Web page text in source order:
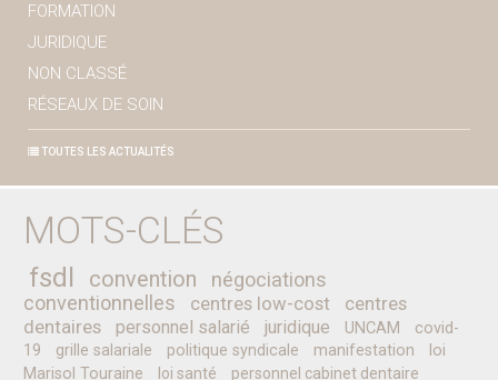
FORMATION
JURIDIQUE
NON CLASSÉ
RÉSEAUX DE SOIN
TOUTES LES ACTUALITÉS
MOTS-CLÉS
fsdl convention
négociations
conventionnelles
centres low-cost
centres
dentaires
personnel salarié juridique UNCAM
covid-
19
grille salariale politique syndicale manifestation
loi
Marisol Touraine
loi santé personnel cabinet dentaire